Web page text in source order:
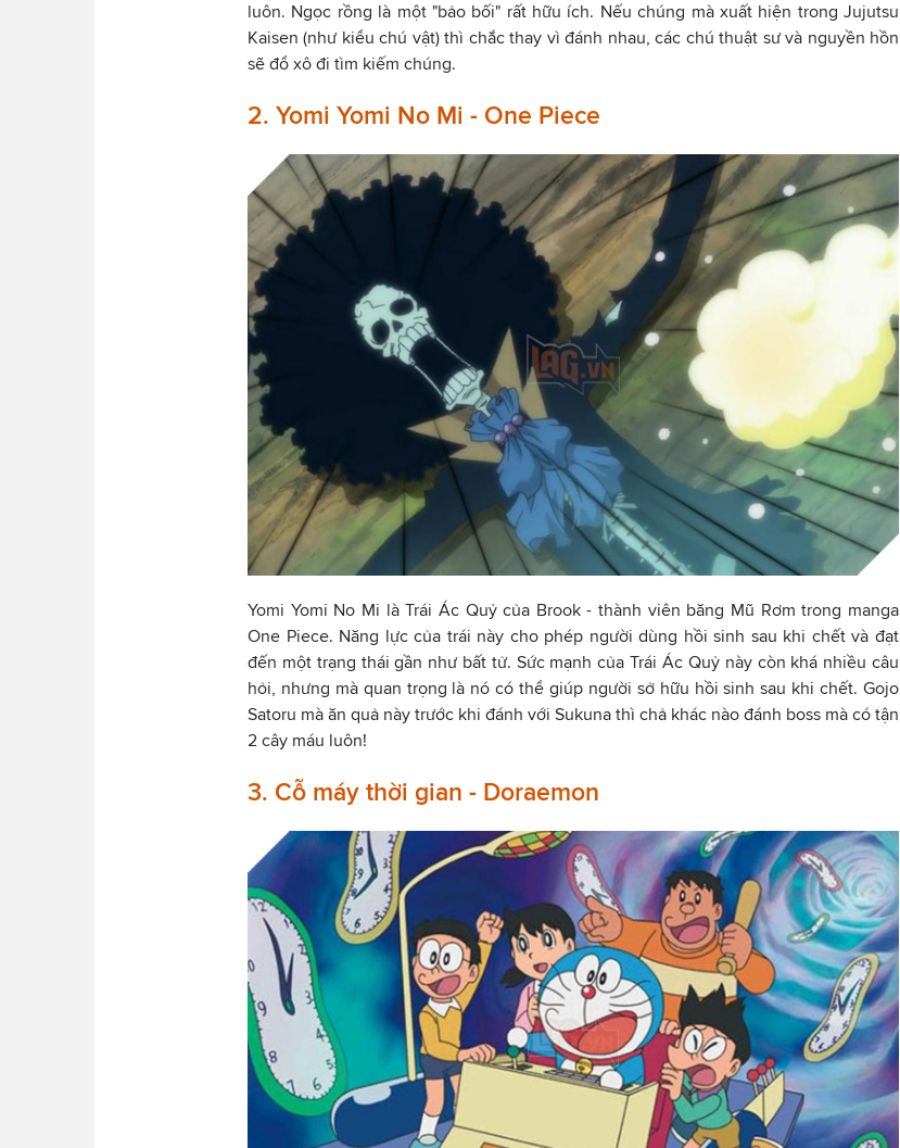
luôn. Ngọc rồng là một "bảo bối" rất hữu ích. Nếu chúng mà xuất hiện trong Jujutsu
Kaisen (như kiểu chú vật) thì chắc thay vì đánh nhau, các chú thuật sư và nguyền hồn
sẽ đổ xô đi tìm kiếm chúng.
2. Yomi Yomi No Mi - One Piece
Yomi Yomi No Mi là Trái Ác Quỷ của Brook - thành viên băng Mũ Rơm trong manga
One Piece. Năng lực của trái này cho phép người dùng hồi sinh sau khi chết và đạt
đến một trạng thái gần như bất tử. Sức mạnh của Trái Ác Quỷ này còn khá nhiều câu
hỏi, nhưng mà quan trọng là nó có thể giúp người sở hữu hồi sinh sau khi chết. Gojo
Satoru mà ăn quả này trước khi đánh với Sukuna thì chả khác nào đánh boss mà có tận
2 cây máu luôn!
3. Cỗ máy thời gian - Doraemon